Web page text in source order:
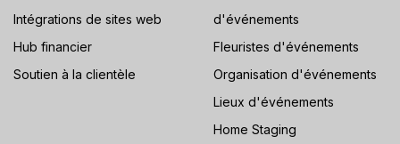
Intégrations de sites web
Hub financier
Soutien à la clientèle
d'événements
Fleuristes d'événements
Organisation d'événements
Lieux d'événements
Home Staging